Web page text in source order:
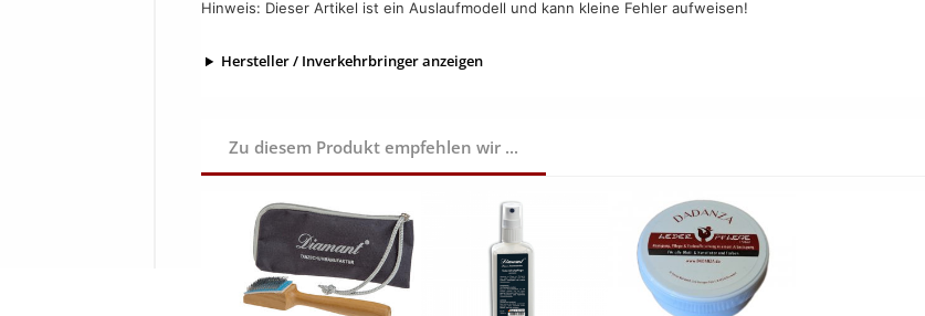
Hinweis: Dieser Artikel ist ein Auslaufmodell und kann kleine Fehler aufweisen!
Hersteller / Inverkehrbringer anzeigen
Zu diesem Produkt empfehlen wir ...